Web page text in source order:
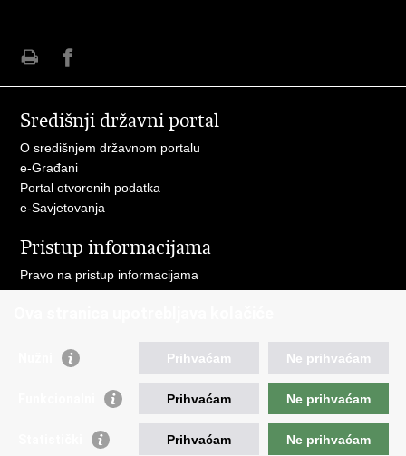
Facebooku
Središnji državni portal
O središnjem državnom portalu
e-Građani
Portal otvorenih podatka
e-Savjetovanja
Pristup informacijama
Pravo na pristup informacijama
Zakoni i propisi
Važne poveznice
Muzej hrvatskog vatrogastva
Prihvaćam Ne prihvaćam
Prihvaćam Ne prihvaćam
Prihvaćam Ne prihvaćam